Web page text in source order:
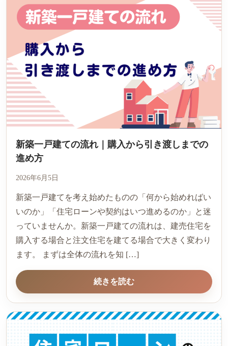
新築一戸建ての流れ｜購入から引き渡しまでの
進め方
2026年6月5日
新築一戸建てを考え始めたものの「何から始めればい
いのか」「住宅ローンや契約はいつ進めるのか」と迷
っていませんか。新築一戸建ての流れは、建売住宅を
購入する場合と注文住宅を建てる場合で大きく変わり
ます。 まずは全体の流れを知 […]
続きを読む